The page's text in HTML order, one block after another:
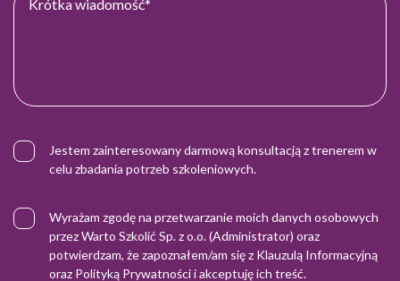
Jestem zainteresowany darmową konsultacją z trenerem w
celu zbadania potrzeb szkoleniowych.
Wyrażam zgodę na przetwarzanie moich danych osobowych
przez Warto Szkolić Sp. z o.o. (Administrator) oraz
potwierdzam, że zapoznałem/am się z Klauzulą Informacyjną
oraz Polityką Prywatnościi akceptuję ich treść.